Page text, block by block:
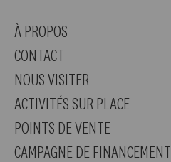
À PROPOS
CONTACT
NOUS VISITER
ACTIVITÉS SUR PLACE
POINTS DE VENTE
CAMPAGNE DE FINANCEMENT